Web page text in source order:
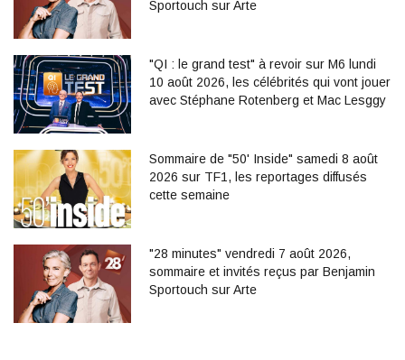
Sportouch sur Arte
"QI : le grand test" à revoir sur M6 lundi
10 août 2026, les célébrités qui vont jouer
avec Stéphane Rotenberg et Mac Lesggy
Sommaire de "50' Inside" samedi 8 août
2026 sur TF1, les reportages diffusés
cette semaine
"28 minutes" vendredi 7 août 2026,
sommaire et invités reçus par Benjamin
Sportouch sur Arte